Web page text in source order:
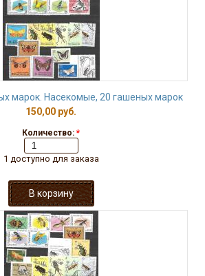
марок. Насекомые, 20 гашеных марок
150,00 руб.
Количество: *
1 доступно для заказа